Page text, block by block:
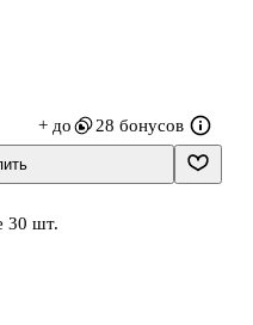
+ до 28 бонусов
30 шт.